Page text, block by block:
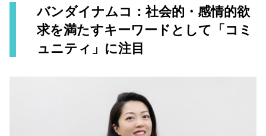
バンダイナムコ：社会的・感情的欲
求を満たすキーワードとして「コミ
ュニティ」に注目